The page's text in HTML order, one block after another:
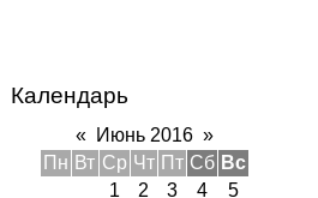
Календарь
« Июнь 2016 »
Пн Вт Ср Чт Пт Сб Вс
1
2 3 4
5